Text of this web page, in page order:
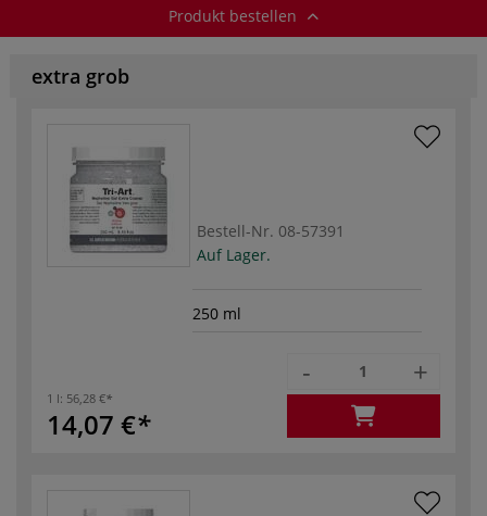
Produkt bestellen
extra grob
Bestell-Nr. 08-57391
Auf Lager.
250 ml
1 l: 56,28 €
14,07 €
- +